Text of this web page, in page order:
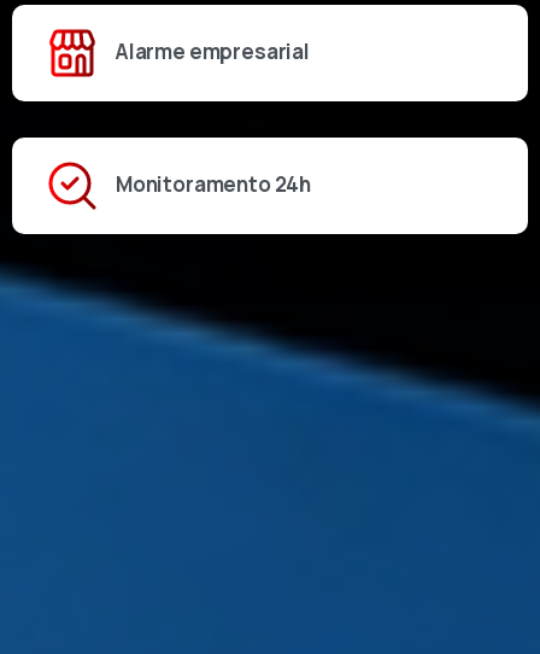
Alarme empresarial
Monitoramento 24h